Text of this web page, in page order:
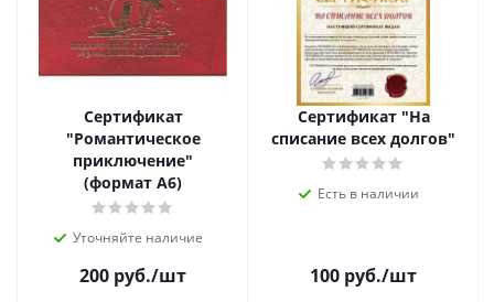
Сертификат
"Романтическое
приключение"
(формат А6)
Уточняйте наличие
200 руб./шт
Сертификат "На
списание всех долгов"
Есть в наличии
100 руб./шт